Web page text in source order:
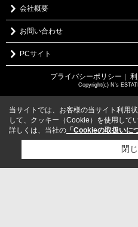
会社概要
お問い合わせ
PCサイト
プライバシーポリシー ｜
Copyright(c) N's
当サイトでは、お客様の当サイト利用
して、クッキー（Cookie）を使用してい
詳しくは、当社の 「Cookieの取扱いに
閉